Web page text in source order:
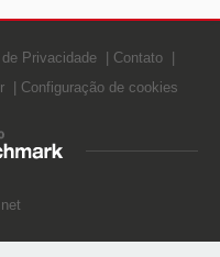
Privacidade
Contato
Configuração de cookies